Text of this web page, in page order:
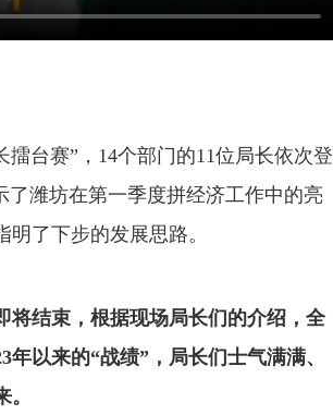
台赛”，14个部门的11位局长依次登
了潍坊在第一季度拼经济工作中的亮
了下步的发展思路。
将结束，根据现场局长们的介绍，全
以来的“战绩”，局长们士气满满、